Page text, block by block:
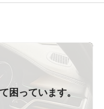
依頼です。
困っています。